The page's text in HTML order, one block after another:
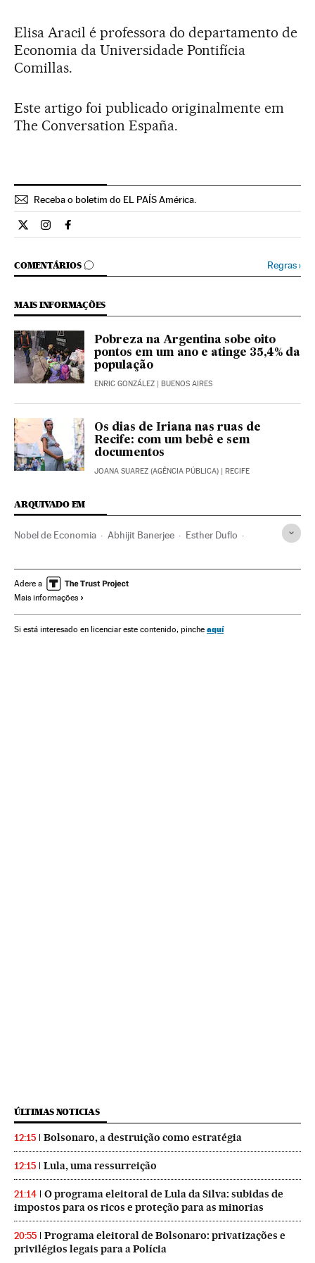
Elisa Aracil é professora do departamento de
Economia da Universidade Pontifícia
Comillas.
Este artigo foi publicado originalmente em
The Conversation España.
Receba o boletim do EL PAÍS América.
Economia El País Brasil en Twitter
Economia El País Brasil en Instagram
Economia El País Brasil en Facebook
COMENTÁRIOS
COMENTÁRIOS Regras›
MAIS INFORMAÇÕES
Pobreza na Argentina sobe oito
pontos em um ano e atinge 35,4% da
população
ENRIC GONZÁLEZ | BUENOS AIRES
Os dias de Iriana nas ruas de
Recife: com um bebê e sem
documentos
JOANA SUAREZ (AGÊNCIA PÚBLICA) | RECIFE
ARQUIVADO EM
Nobel de Economia Abhijit Banerjee Esther Duflo
Pobreza Prêmios Investigação científica
Problemas sociais
Adere a
Mais informações
Si está interesado en licenciar este contenido, pinche aquí
ÚLTIMAS NOTICIAS
12:15 Bolsonaro, a destruição como estratégia
12:15 Lula, uma ressurreição
21:14
O programa eleitoral de Lula da Silva: subidas de
impostos para os ricos e proteção para as minorias
20:55
Programa eleitoral de Bolsonaro: privatizações e
privilégios legais para a Polícia